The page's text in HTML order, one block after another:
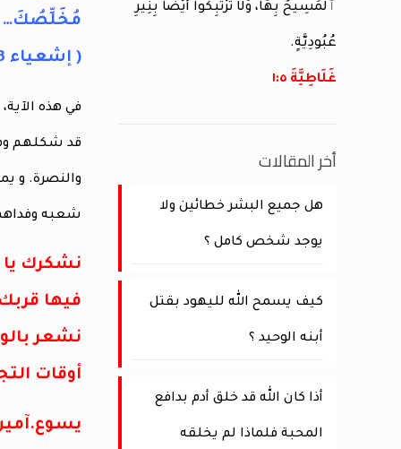
مُخَلِّصُكَ…
( إشعياء 2:43-3)
في هذه
قد شكلهم
والنصرة. و
شعبه وفداهم
نشكرك يا
فيها
نشعر
أوقات
ٱلْمَسِيحُ بِهَا، وَلَا تَرْتَبِكُوا أَيْضًا بِنِيرِ
عُبُودِيَّةٍ.
غَلَاطِيَّةَ ٥:‏١
أخر المقالات
هل جميع البشر خطائين ولا
يوجد شخص كامل ؟
كيف يسمح الله لليهود بقتل
أبنه الوحيد ؟
أذا كان الله قد خلق أدم بدافع
المحبة فلماذا لم يخلقه